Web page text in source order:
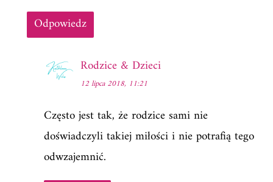
Odpowiedz
Rodzice & Dzieci
12 lipca 2018, 11:21
Często jest tak, że rodzice sami nie
doświadczyli takiej miłości i nie potrafią tego
odwzajemnić.